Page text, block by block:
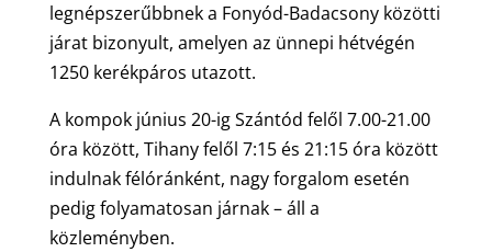
legnépszerűbbnek a Fonyód-Badacsony közötti
járat bizonyult, amelyen az ünnepi hétvégén
1250 kerékpáros utazott.
A kompok június 20-ig Szántód felől 7.00-21.00
óra között, Tihany felől 7:15 és 21:15 óra között
indulnak félóránként, nagy forgalom esetén
pedig folyamatosan járnak – áll a
közleményben.